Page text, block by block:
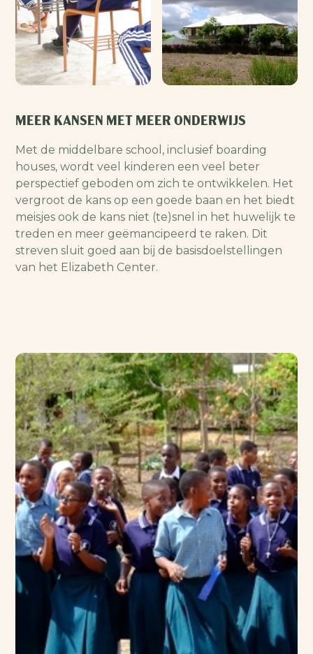
MEER KANSEN MET MEER ONDERWIJS
Met de middelbare school, inclusief boarding
houses, wordt veel kinderen een veel beter
perspectief geboden om zich te ontwikkelen. Het
vergroot de kans op een goede baan en het biedt
meisjes ook de kans niet (te)snel in het huwelijk te
treden en meer geëmancipeerd te raken. Dit
streven sluit goed aan bij de basisdoelstellingen
van het Elizabeth Center.